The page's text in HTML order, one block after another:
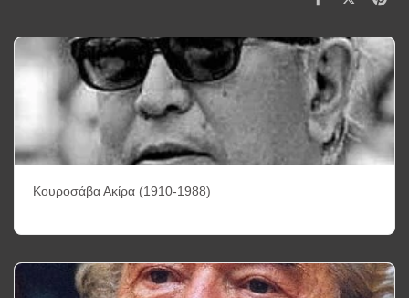
Κουροσάβα Ακίρα (1910-1988)